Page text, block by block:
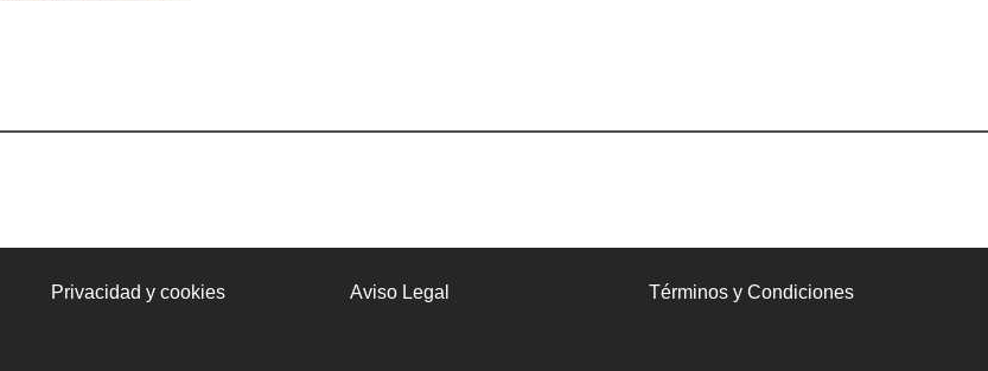
Privacidad y cookies Aviso Legal Términos y Condiciones